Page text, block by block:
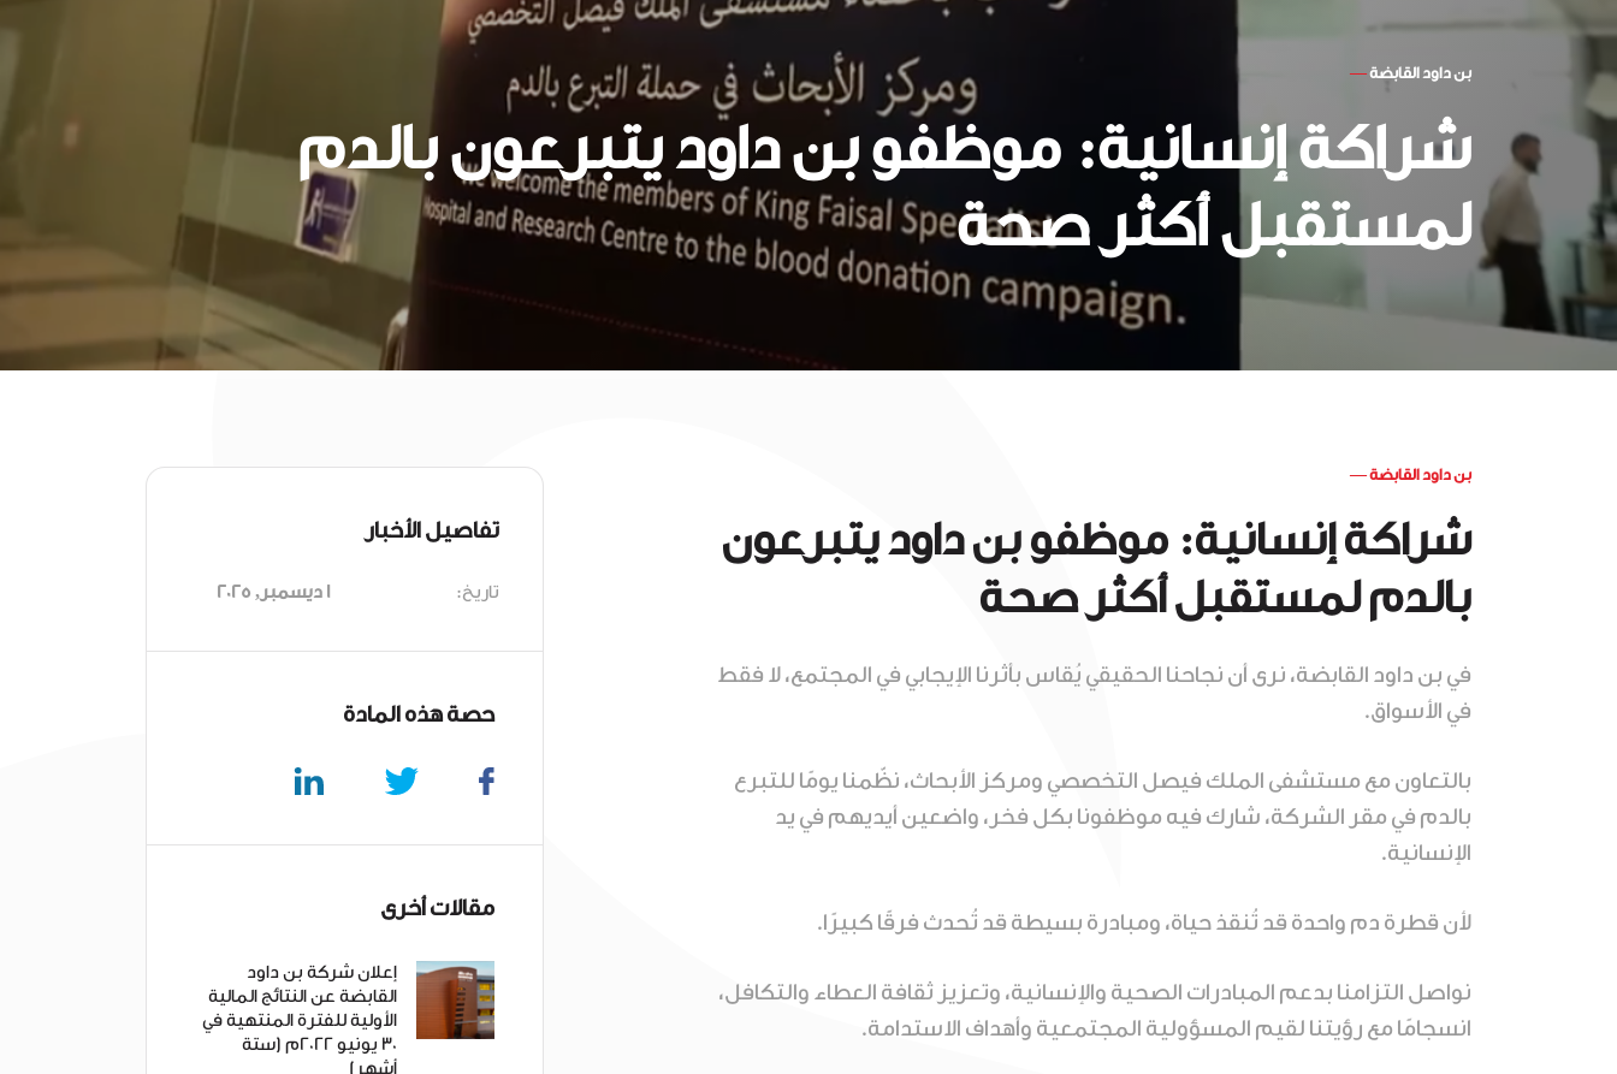
بن داود القابضة—
شراكة إنسانية: موظفو بن داود يتبرعون بالدم
لمستقبل أكثر صحة
بن داود القابضة—
شراكة إنسانية: موظفو بن داود يتبرعون
بالدم لمستقبل أكثر صحة
في بن داود القابضة، نرى أن نجاحنا الحقيقي يُقاس بأثرنا الإيجابي في المجتمع، لا فقط
في الأسواق.
بالتعاون مع مستشفى الملك فيصل التخصصي ومركز الأبحاث، نظّمنا يومًا للتبرع
بالدم في مقر الشركة، شارك فيه موظفونا بكل فخر، واضعين أيديهم في يد
الإنسانية.
لأن قطرة دم واحدة قد تُنقذ حياة، ومبادرة بسيطة قد تُحدث فرقًا كبيرًا.
نواصل التزامنا بدعم المبادرات الصحية والإنسانية، وتعزيز ثقافة العطاء والتكافل،
انسجامًا مع رؤيتنا لقيم المسؤولية المجتمعية وأهداف الاستدامة.
تفاصيل الأخبار
تاريخ: 1 ديسمبر, 2025
حصة هذه المادة
مقالات أخرى
إعلان شركة بن داود
القابضة عن النتائج المالية
الأولية للفترة المنتهية في
30 يونيو 2022م (ستة
أشهر)